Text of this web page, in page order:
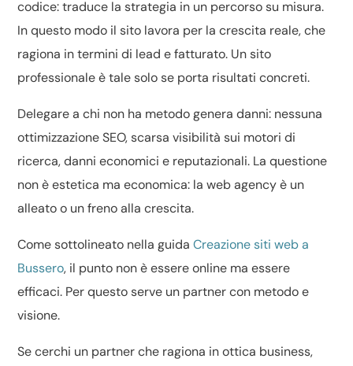
codice: traduce la strategia in un percorso su misura.
In questo modo il sito lavora per la crescita reale, che
ragiona in termini di lead e fatturato. Un sito
professionale è tale solo se porta risultati concreti.
Delegare a chi non ha metodo genera danni: nessuna
ottimizzazione SEO, scarsa visibilità sui motori di
ricerca, danni economici e reputazionali. La questione
non è estetica ma economica: la web agency è un
alleato o un freno alla crescita.
Come sottolineato nella guidaCreazione siti web a
Bussero, il punto non è essere online ma essere
efficaci. Per questo serve un partner con metodo e
visione.
Se cerchi un partner che ragiona in ottica business,